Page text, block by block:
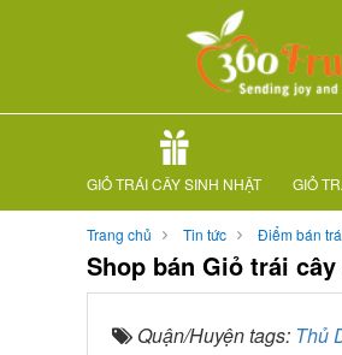
GIỎ TRÁI CÂY SINH NHẬT GIỎ
Trang chủ Tin tức Điểm bán
Shop bán Giỏ trái
Quận/Huyện tags: Thủ